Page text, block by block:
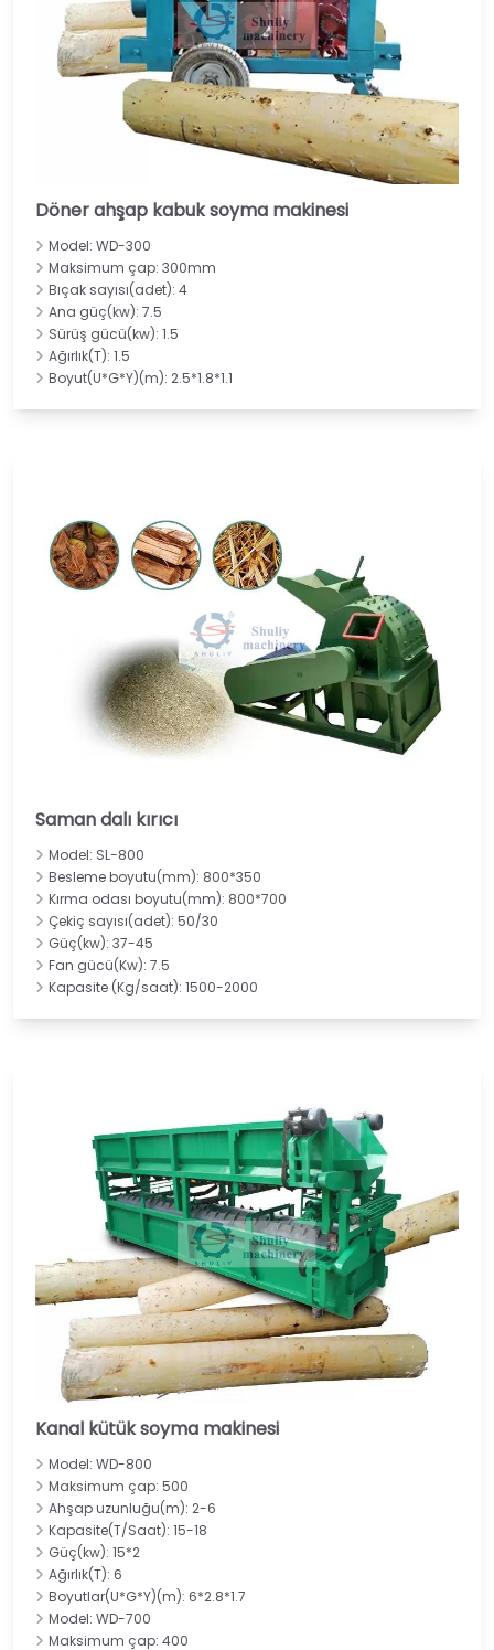
Döner ahşap kabuk soyma makinesi
Model: WD-300
Maksimum çap: 300mm
Bıçak sayısı(adet): 4
Ana güç(kw): 7.5
Sürüş gücü(kw): 1.5
Ağırlık(T): 1.5
Boyut(U*G*Y)(m): 2.5*1.8*1.1
Saman dalı kırıcı
Model: SL-800
Besleme boyutu(mm): 800*350
Kırma odası boyutu(mm): 800*700
Çekiç sayısı(adet): 50/30
Güç(kw): 37-45
Fan gücü(Kw): 7.5
Kapasite (Kg/saat): 1500-2000
Kanal kütük soyma makinesi
Model: WD-800
Maksimum çap: 500
Ahşap uzunluğu(m): 2-6
Kapasite(T/Saat): 15-18
Güç(kw): 15*2
Ağırlık(T): 6
Boyutlar(U*G*Y)(m): 6*2.8*1.7
Model: WD-700
Maksimum çap: 400